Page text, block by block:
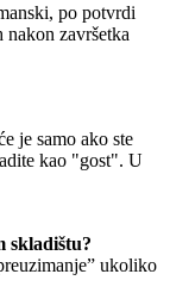
po potvrdi
nakon završetka
je samo ako ste
kao "gost". U
skladištu?
ukoliko